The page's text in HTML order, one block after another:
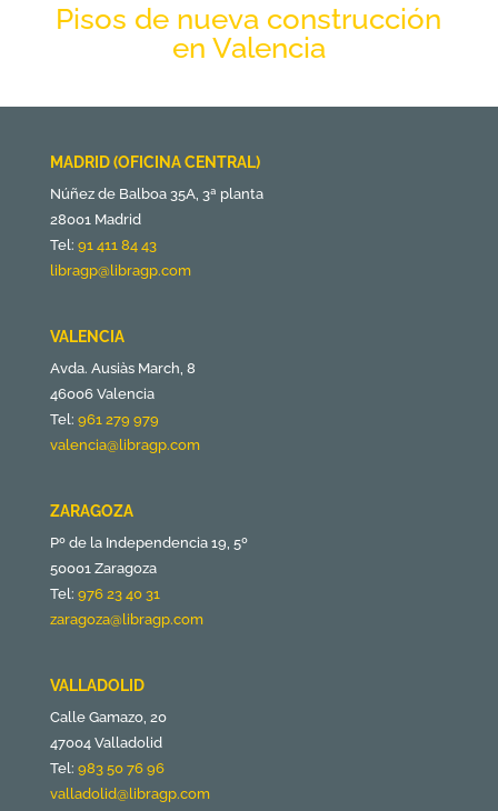
Pisos de nueva construcción
en Valencia
MADRID (OFICINA CENTRAL)
Núñez de Balboa 35A, 3ª planta
28001 Madrid
Tel: 91 411 84 43
libragp@libragp.com
VALENCIA
Avda. Ausiàs March, 8
46006 Valencia
Tel: 961 279 979
valencia@libragp.com
ZARAGOZA
Pº de la Independencia 19, 5º
50001 Zaragoza
Tel: 976 23 40 31
zaragoza@libragp.com
VALLADOLID
Calle Gamazo, 20
47004 Valladolid
Tel: 983 50 76 96
valladolid@libragp.com